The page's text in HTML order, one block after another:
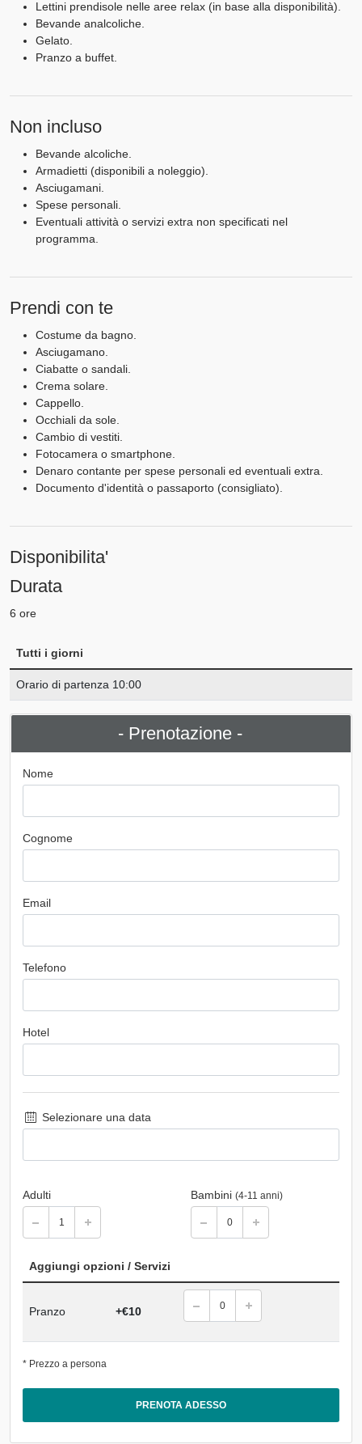
Lettini prendisole nelle aree relax (in base alla disponibilità).
Bevande analcoliche.
Gelato.
Pranzo a buffet.
Non incluso
Bevande alcoliche.
Armadietti (disponibili a noleggio).
Asciugamani.
Spese personali.
Eventuali attività o servizi extra non specificati nel
programma.
Prendi con te
Costume da bagno.
Asciugamano.
Ciabatte o sandali.
Crema solare.
Cappello.
Occhiali da sole.
Cambio di vestiti.
Fotocamera o smartphone.
Denaro contante per spese personali ed eventuali extra.
Documento d'identità o passaporto (consigliato).
Disponibilita'
Durata
6 ore
Tutti i giorni
Orario di partenza 10:00
- Prenotazione -
Nome
Cognome
Email
Telefono
Hotel
Selezionare una data
Adulti Bambini (4-11 anni)
Aggiungi opzioni / Servizi
Pranzo +€10
* Prezzo a persona
PRENOTA ADESSO